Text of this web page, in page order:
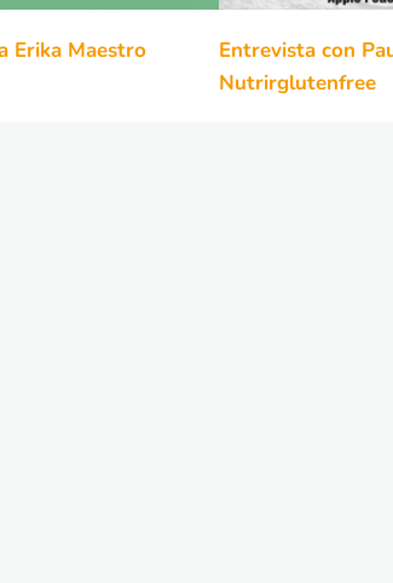
Erika Maestro
Entrevista con
Nutrirglutenfree